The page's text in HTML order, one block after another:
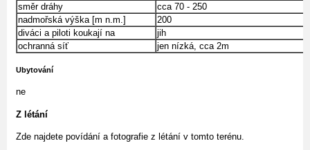
směr dráhy
cca 70 - 250
nadmořská výška [m n.m.]
200
diváci a piloti koukají na
jih
ochranná síť
jen nízká, cca 2m
Ubytování
ne
Z létání
Zde najdete povídání a fotografie z létání v tomto terénu.